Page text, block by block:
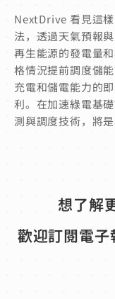
NextDrive 看見這
法，透過天氣預報
再生能源的發電量
格情況提前調度儲
充電和儲電能力的
利。 在加速綠電基
測與調度技術，將
想了解
歡迎訂閱電